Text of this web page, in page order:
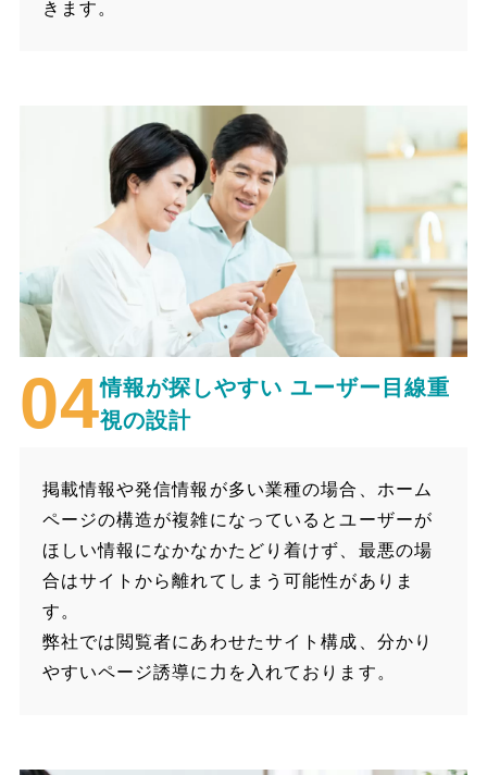
きます。
情報が探しやすい ユーザー目線重
視の設計
掲載情報や発信情報が多い業種の場合、ホーム
ページの構造が複雑になっているとユーザーが
ほしい情報になかなかたどり着けず、最悪の場
合はサイトから離れてしまう可能性がありま
す。
弊社では閲覧者にあわせたサイト構成、分かり
やすいページ誘導に力を入れております。